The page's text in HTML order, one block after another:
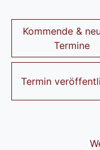
Kommende &
Termine
Termin